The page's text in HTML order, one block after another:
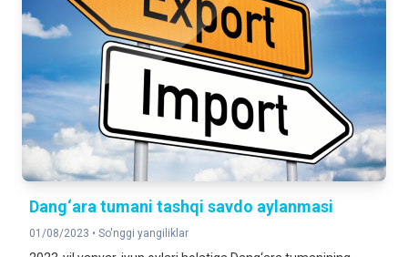
Dang‘ara tumani tashqi savdo aylanmasi
01/08/2023 • So'nggi yangiliklar